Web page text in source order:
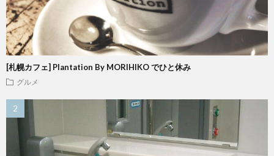
[札幌カフェ] Plantation By MORIHIKO でひと休み
グルメ